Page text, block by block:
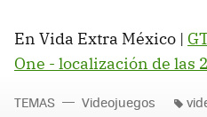
En Vida Extra México |
One - localización de las
TEMAS Videojuegos